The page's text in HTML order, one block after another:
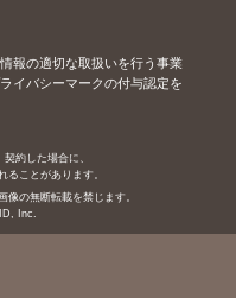
報の適切な取扱いを行う事業
イバシーマークの付与認定を
約した場合に、
ることがあります。
像の無断転載を禁じます。
Inc.